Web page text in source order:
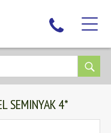
SEMINYAK 4*